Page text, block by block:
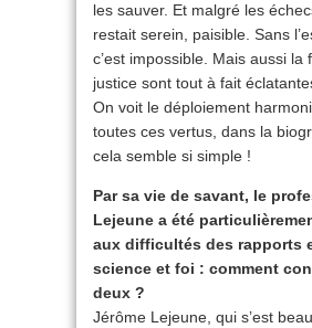
les sauver. Et malgré les
restait serein, paisible. Sans
c’est impossible. Mais aussi la
justice sont tout à fait
On voit le déploiement
toutes ces vertus, dans la
cela semble si simple !
Par sa vie de savant, le
Lejeune a été
aux difficultés des rapports
science et foi : comment
deux ?
Jérôme Lejeune, qui s’est